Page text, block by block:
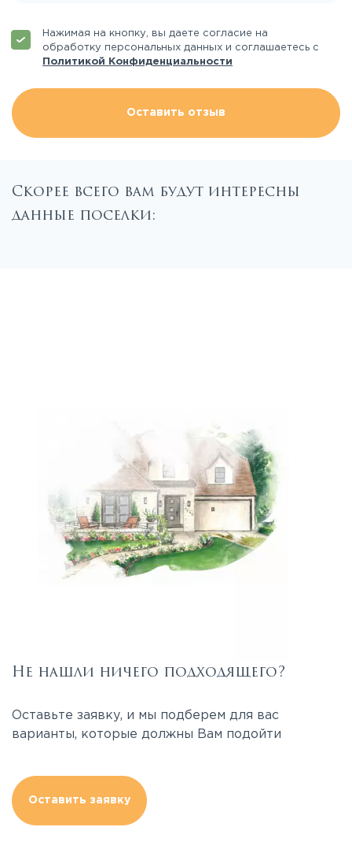
Нажимая на кнопку, вы даете согласие на
обработку персональных данных и соглашаетесь с
Политикой Конфиденциальности
Оставить отзыв
Скорее всего вам будут интересны
данные поселки:
Не нашли ничего подходящего?
Оставьте заявку, и мы подберем для вас
варианты, которые должны Вам подойти
Оставить заявку